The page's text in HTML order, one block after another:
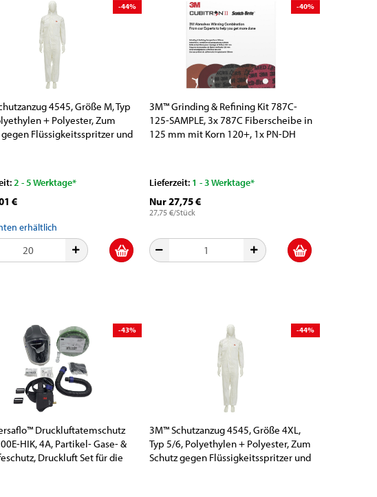
-44%
4545, Größe M, Typ
+ Polyester, Zum
gegen Flüssigkeitsspritzer und
2 - 5 Werktage*
€
erhältlich
-40%
3M™ Grinding & Refining Kit 787C-
125-SAMPLE, 3x 787C Fiberscheibe in
125 mm mit Korn 120+, 1x PN-DH
Lieferzeit: 1 - 3 Werktage*
Nur 27,75 €
27,75 €/Stück
-43%
Druckluftatemschutz
HIK, 4A, Partikel- Gase- &
Druckluft Set für die
-44%
3M™ Schutzanzug 4545, Größe 4XL,
Typ 5/6, Polyethylen + Polyester, Zum
Schutz gegen Flüssigkeitsspritzer und